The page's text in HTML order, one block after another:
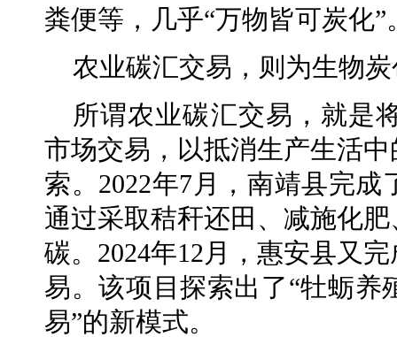
粪便等，几乎“万物皆可炭化”
农业碳汇交易，则为生物
所谓农业碳汇交易，就是
市场交易，以抵消生产生活
索。2022年7月，南靖县完
通过采取秸秆还田、减施化
碳。2024年12月，惠安县又
易。该项目探索出了“牡蛎
易”的新模式。